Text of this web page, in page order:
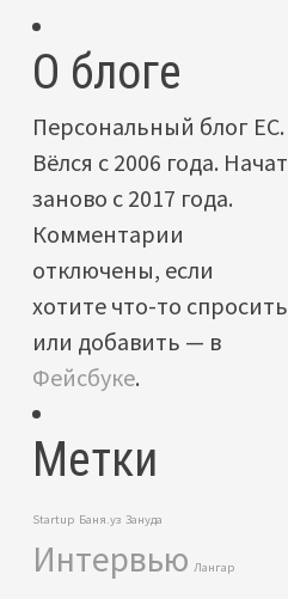
О блоге
Персональный блог ЕС.
Вёлся с 2006 года. Начат
заново с 2017 года.
Комментарии
отключены, если
хотите что-то спросить
или добавить — в
Фейсбуке.
Метки
Startup Баня.уз Зануда
Интервью Лангар